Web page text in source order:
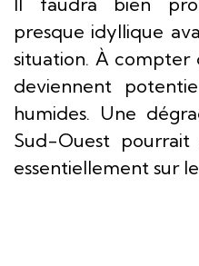
presque idyllique
situation. À compter
deviennent
humides. Une
Sud-Ouest
essentiellement sur